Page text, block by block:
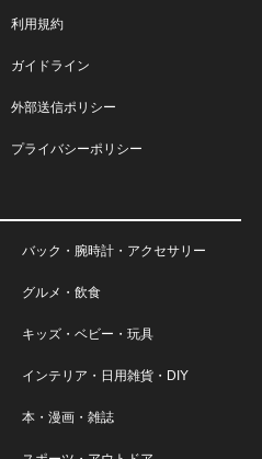
利用規約
ガイドライン
外部送信ポリシー
プライバシーポリシー
バック・腕時計・アクセサリー
グルメ・飲食
キッズ・ベビー・玩具
インテリア・日用雑貨・DIY
本・漫画・雑誌